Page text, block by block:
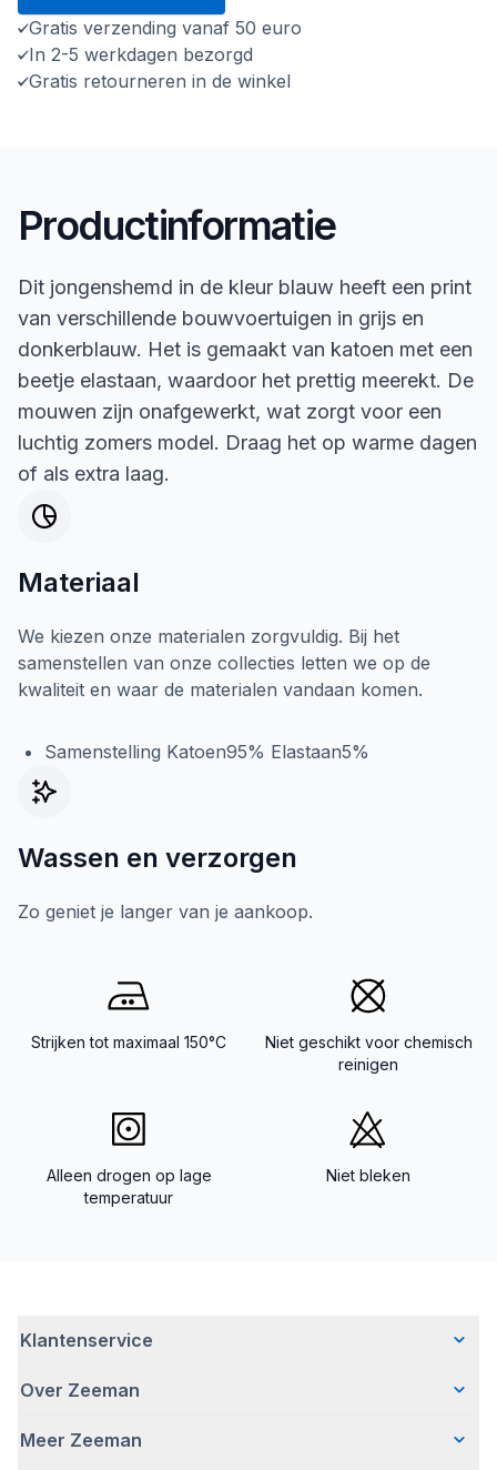
Gratis verzending vanaf 50 euro
In 2-5 werkdagen bezorgd
Gratis retourneren in de winkel
Productinformatie
Dit jongenshemd in de kleur blauw heeft een print
van verschillende bouwvoertuigen in grijs en
donkerblauw. Het is gemaakt van katoen met een
beetje elastaan, waardoor het prettig meerekt. De
mouwen zijn onafgewerkt, wat zorgt voor een
luchtig zomers model. Draag het op warme dagen
of als extra laag.
Materiaal
We kiezen onze materialen zorgvuldig. Bij het
samenstellen van onze collecties letten we op de
kwaliteit en waar de materialen vandaan komen.
Samenstelling Katoen95% Elastaan5%
Wassen en verzorgen
Zo geniet je langer van je aankoop.
Strijken tot maximaal 150°C
Niet geschikt voor chemisch
reinigen
Alleen drogen op lage
temperatuur
Niet bleken
Klantenservice
Veelgestelde vragen
Bezorgen
Over Zeeman
Wie wij zijn
Meer Zeeman